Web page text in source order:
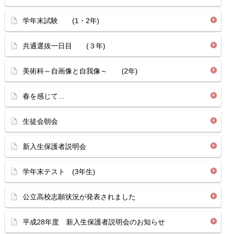
学年末試験 (1・2年)
共通選抜一日目 (３年)
美術科～自画像と自我像～ (2年)
春を感じて…
生徒会朝会
新入生保護者説明会
学年末テスト (3年生)
公立高校志願状況が発表されました
平成28年度 新入生保護者説明会のお知らせ